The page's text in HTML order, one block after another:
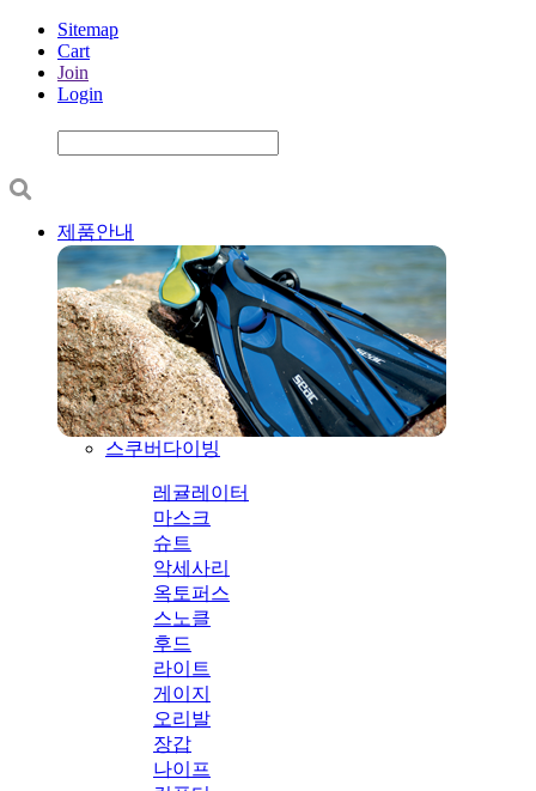
Sitemap
Cart
Join
Login
제품안내
스쿠버다이빙
레귤레이터
마스크
슈트
악세사리
옥토퍼스
스노클
후드
라이트
게이지
오리발
장갑
나이프